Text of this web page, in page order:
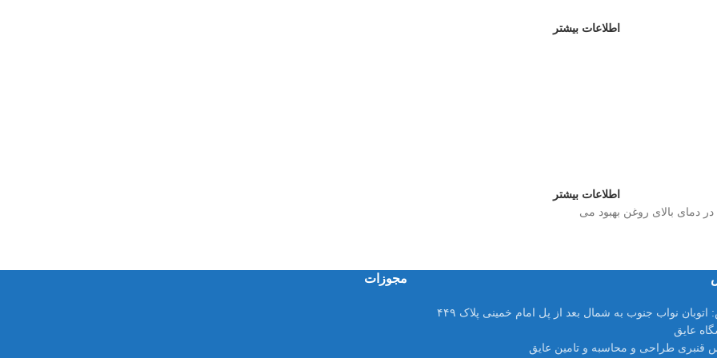
اطلاعات بیشتر
اطلاعات بیشتر
دمای بالای روغن بهبود می
اتوبان نواب جنوب به شمال بعد از پل امام خمینی پلاک ۴۴۹
عایق
قنبری طراحی و محاسبه و تامین عایق
مجوزات